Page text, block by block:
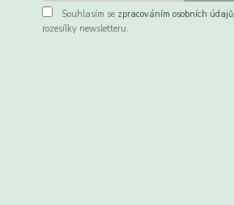
Souhlasím se zpracováním osobních údajů
rozesílky newsletteru.